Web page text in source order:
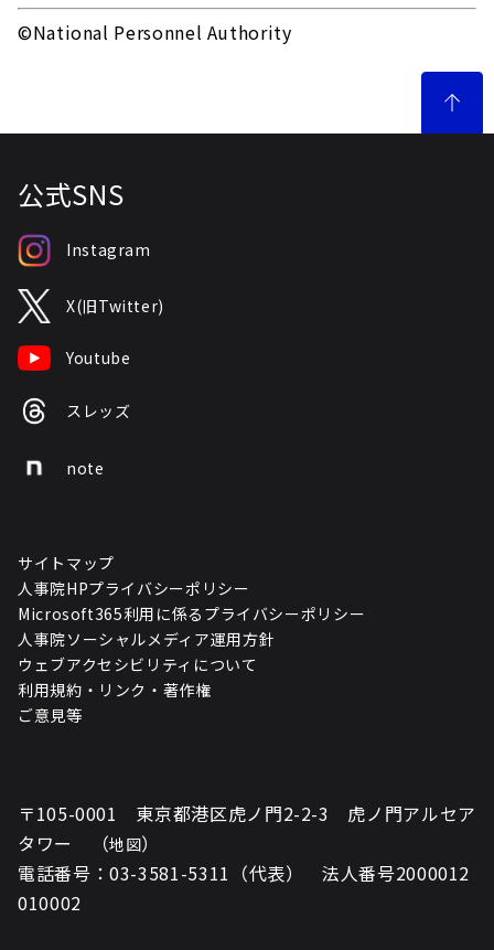
©National Personnel Authority
公式SNS
Instagram
X(旧Twitter)
Youtube
スレッズ
note
サイトマップ
人事院HPプライバシーポリシー
Microsoft365利用に係るプライバシーポリシー
人事院ソーシャルメディア運用方針
ウェブアクセシビリティについて
利用規約・リンク・著作権
ご意見等
〒105-0001 東京都港区虎ノ門2-2-3 虎ノ門アルセア
タワー （地図）
電話番号：03-3581-5311（代表） 法人番号2000012
010002